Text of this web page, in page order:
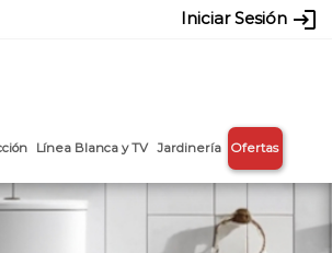
Iniciar Sesión login
Línea Blanca y